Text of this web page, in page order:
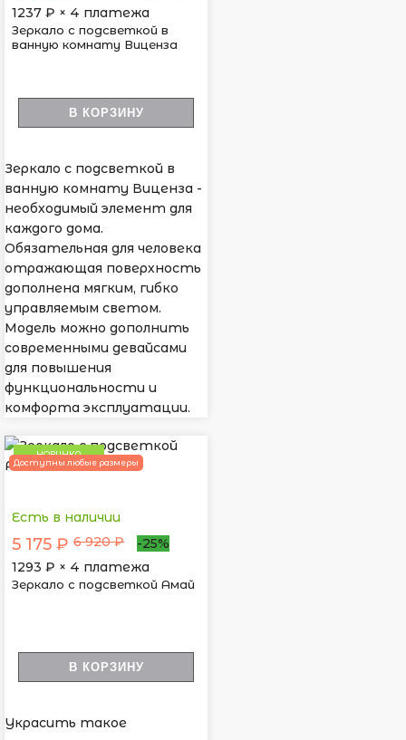
1237 ₽ × 4 платежа
Зеркало с подсветкой в
ванную комнату Виценза
В КОРЗИНУ
Зеркало с подсветкой в
ванную комнату Виценза -
необходимый элемент для
каждого дома.
Обязательная для человека
отражающая поверхность
дополнена мягким, гибко
управляемым светом.
Модель можно дополнить
современными девайсами
для повышения
функциональности и
комфорта эксплуатации.
НОВИНКА
Доступны любые размеры
Есть в наличии
5 175 ₽ 6 920 ₽
-25%
1293 ₽ × 4 платежа
Зеркало с подсветкой Амай
В КОРЗИНУ
Украсить такое